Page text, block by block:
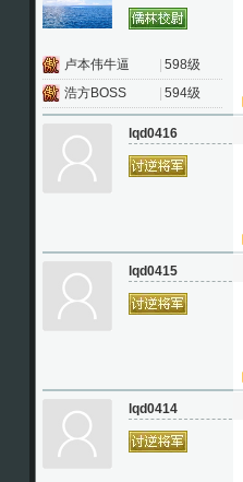
卢本伟牛逼
598级
浩方BOSS
594级
lqd0416
lqd0415
lqd0414